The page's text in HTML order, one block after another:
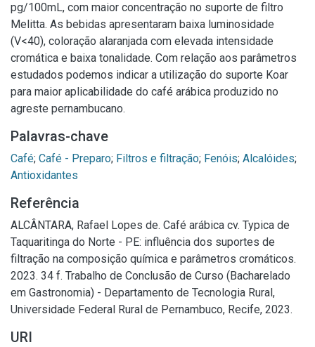
pg/100mL, com maior concentração no suporte de filtro
Melitta. As bebidas apresentaram baixa luminosidade
(V<40), coloração alaranjada com elevada intensidade
cromática e baixa tonalidade. Com relação aos parâmetros
estudados podemos indicar a utilização do suporte Koar
para maior aplicabilidade do café arábica produzido no
agreste pernambucano.
Palavras-chave
Café; Café - Preparo; Filtros e filtração; Fenóis; Alcalóides;
Antioxidantes
Referência
ALCÂNTARA, Rafael Lopes de. Café arábica cv. Typica de
Taquaritinga do Norte - PE: influência dos suportes de
filtração na composição química e parâmetros cromáticos.
2023. 34 f. Trabalho de Conclusão de Curso (Bacharelado
em Gastronomia) - Departamento de Tecnologia Rural,
Universidade Federal Rural de Pernambuco, Recife, 2023.
URI